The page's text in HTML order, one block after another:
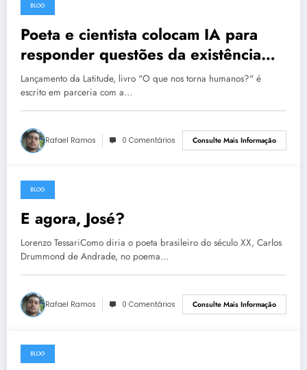
27 de maio de 2023
BLOG
Poeta e cientista colocam IA para
responder questões da existência
humana
Lançamento da Latitude, livro "O que nos torna humanos?" é
escrito em parceria com a…
Rafael Ramos 0 Comentários Consulte Mais Informação
27 de maio de 2023
BLOG
E agora, José?
Lorenzo TessariComo diria o poeta brasileiro do século XX, Carlos
Drummond de Andrade, no poema…
Rafael Ramos 0 Comentários Consulte Mais Informação
27 de maio de 2023
BLOG